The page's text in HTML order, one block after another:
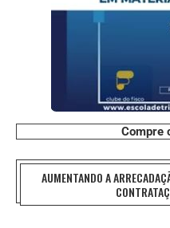
Compre
AUMENTANDO A